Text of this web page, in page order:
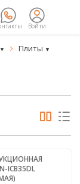
Войти
▼  Плиты ▼
ICB35DL